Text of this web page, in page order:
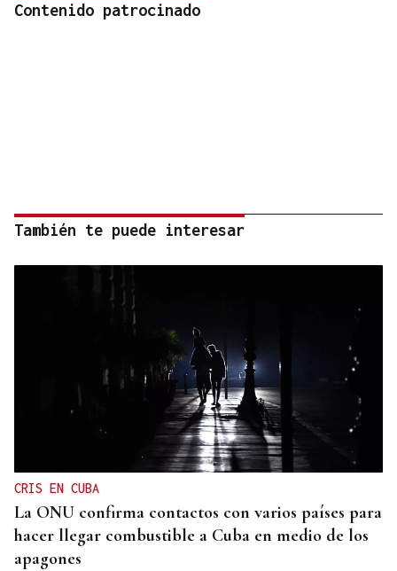
Contenido patrocinado
También te puede interesar
CRIS EN CUBA
La ONU confirma contactos con varios países para
hacer llegar combustible a Cuba en medio de los
apagones